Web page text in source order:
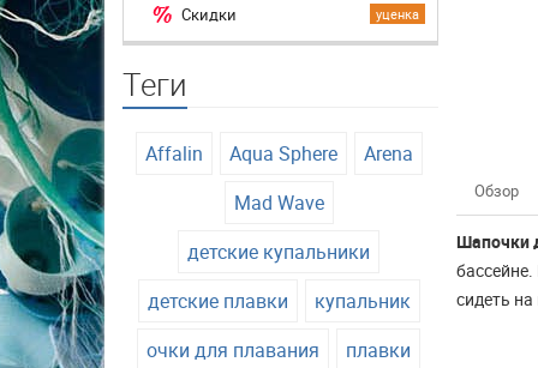
уценка
Скидки
Теги
Affalin Aqua Sphere
Arena
Mad Wave
детские купальники
детские плавки
купальник
очки для плавания
плавки
Обзор
Шапочки
сидеть